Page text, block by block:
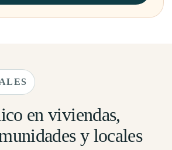
en viviendas,
y locales